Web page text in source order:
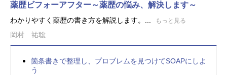
薬歴ビフォーアフター～薬歴の悩み、解決します～
わかりやすく薬歴の書き方を解説します。... もっと見る
岡村 祐聡
箇条書きで整理し、プロブレムを見つけてSOAPにしよ
う